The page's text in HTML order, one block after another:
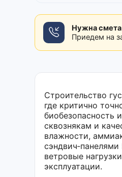
Нужна
Приедем на
Строительство
где критично
биобезопасность
сквознякам и
влажности,
ветровые
эксплуатации.